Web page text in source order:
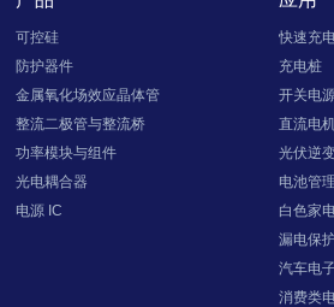
可控硅
防护器件
金属氧化场效应晶体管
整流二极管与整流桥
功率模块与组件
光电耦合器
电源 IC
快速充
充电桩
开关电
直流电
光伏逆
电池管
白色家
漏电保
汽车电
消费类